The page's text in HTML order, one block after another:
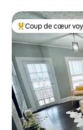
Coups de cœur
Coup de cœur